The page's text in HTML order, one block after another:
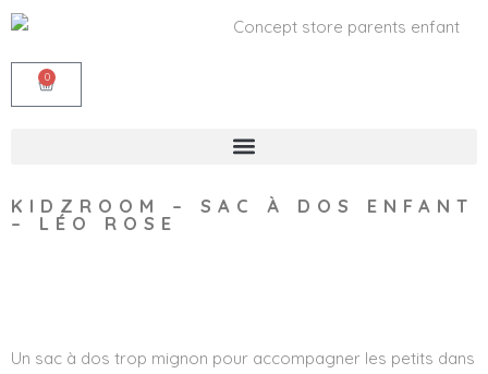
0
KIDZROOM – SAC À DOS ENFANT
– LÉO ROSE
Un sac à dos trop mignon pour accompagner les petits dans